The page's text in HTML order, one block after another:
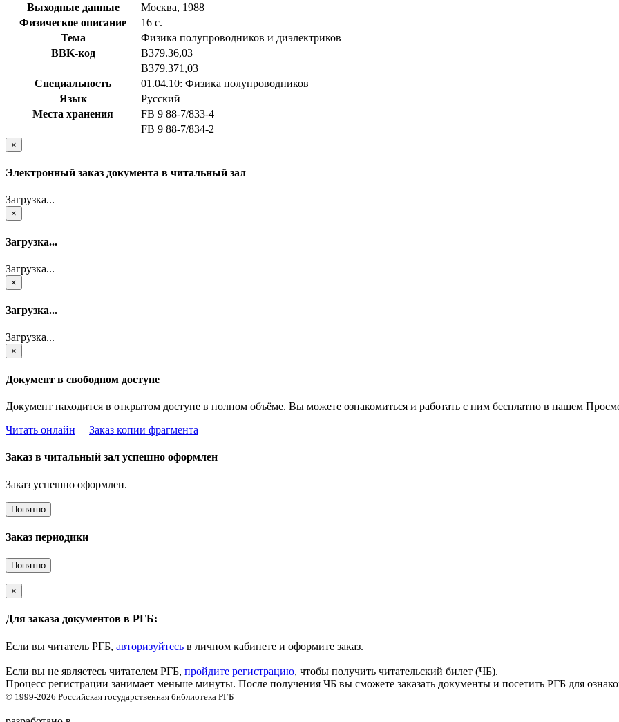
Выходные данные
Москва, 1988
Физическое описание
16 с.
Тема
Физика полупроводников и диэлектриков
BBK-код
В379.36,03
В379.371,03
Специальность
01.04.10: Физика полупроводников
Язык
Русский
Места хранения
FB 9 88-7/833-4
FB 9 88-7/834-2
×
Электронный заказ документа в читальный зал
Загрузка...
×
Загрузка...
Загрузка...
×
Загрузка...
Загрузка...
×
Документ в свободном доступе
Документ находится в открытом доступе в полном объёме. Вы можете ознакомиться и работать с ним бесплатно в нашем
Читать онлайн
Заказ копии фрагмента
Заказ в читальный зал успешно оформлен
Заказ успешно оформлен.
Понятно
Заказ периодики
Понятно
×
Для заказа документов в РГБ:
Если вы читатель РГБ, авторизуйтесь в личном кабинете и оформите заказ.
Если вы не являетесь читателем РГБ, пройдите регистрацию, чтобы получить читательский билет (ЧБ).
Процесс регистрации занимает меньше минуты. После получения ЧБ вы сможете заказать документы и посетить РГБ для
© 1999-2026 Российская государственная библиотека РГБ